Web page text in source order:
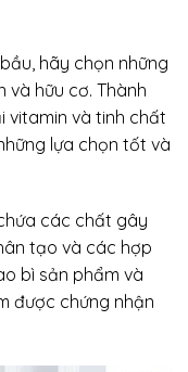
hãy chọn những
và hữu cơ. Thành
vitamin và tinh chất
lựa chọn tốt và
các chất gây
tạo và các hợp
bì sản phẩm và
được chứng nhận